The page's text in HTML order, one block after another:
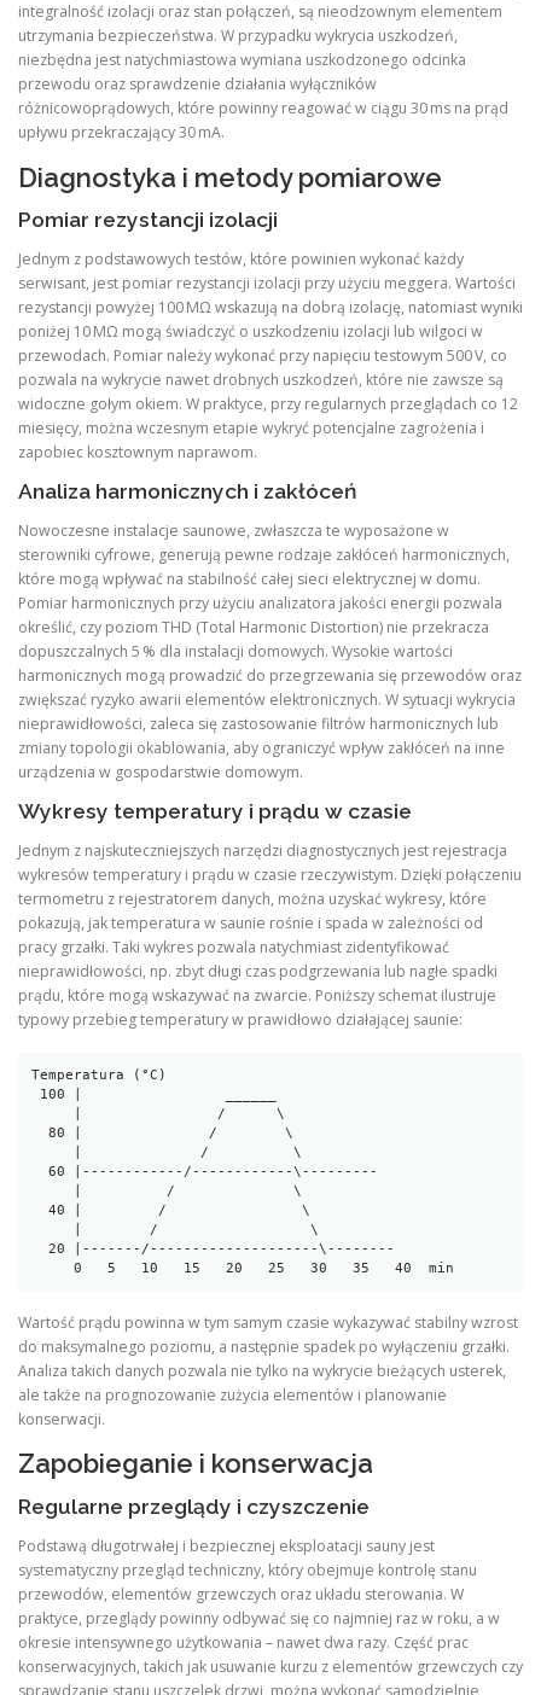
integralność izolacji oraz stan połączeń, są nieodzownym elementem
utrzymania bezpieczeństwa. W przypadku wykrycia uszkodzeń,
niezbędna jest natychmiastowa wymiana uszkodzonego odcinka
przewodu oraz sprawdzenie działania wyłączników
różnicowoprądowych, które powinny reagować w ciągu 30 ms na prąd
upływu przekraczający 30 mA.
Diagnostyka i metody pomiarowe
Pomiar rezystancji izolacji
Jednym z podstawowych testów, które powinien wykonać każdy
serwisant, jest pomiar rezystancji izolacji przy użyciu meggera. Wartości
rezystancji powyżej 100 MΩ wskazują na dobrą izolację, natomiast wyniki
poniżej 10 MΩ mogą świadczyć o uszkodzeniu izolacji lub wilgoci w
przewodach. Pomiar należy wykonać przy napięciu testowym 500 V, co
pozwala na wykrycie nawet drobnych uszkodzeń, które nie zawsze są
widoczne gołym okiem. W praktyce, przy regularnych przeglądach co 12
miesięcy, można wczesnym etapie wykryć potencjalne zagrożenia i
zapobiec kosztownym naprawom.
Analiza harmonicznych i zakłóceń
Nowoczesne instalacje saunowe, zwłaszcza te wyposażone w
sterowniki cyfrowe, generują pewne rodzaje zakłóceń harmonicznych,
które mogą wpływać na stabilność całej sieci elektrycznej w domu.
Pomiar harmonicznych przy użyciu analizatora jakości energii pozwala
określić, czy poziom THD (Total Harmonic Distortion) nie przekracza
dopuszczalnych 5 % dla instalacji domowych. Wysokie wartości
harmonicznych mogą prowadzić do przegrzewania się przewodów oraz
zwiększać ryzyko awarii elementów elektronicznych. W sytuacji wykrycia
nieprawidłowości, zaleca się zastosowanie filtrów harmonicznych lub
zmiany topologii okablowania, aby ograniczyć wpływ zakłóceń na inne
urządzenia w gospodarstwie domowym.
Wykresy temperatury i prądu w czasie
Jednym z najskuteczniejszych narzędzi diagnostycznych jest rejestracja
wykresów temperatury i prądu w czasie rzeczywistym. Dzięki połączeniu
termometru z rejestratorem danych, można uzyskać wykresy, które
pokazują, jak temperatura w saunie rośnie i spada w zależności od
pracy grzałki. Taki wykres pozwala natychmiast zidentyfikować
nieprawidłowości, np. zbyt długi czas podgrzewania lub nagłe spadki
prądu, które mogą wskazywać na zwarcie. Poniższy schemat ilustruje
typowy przebieg temperatury w prawidłowo działającej saunie:
Temperatura (°C)
  80 |               /        \
  60 |------------/------------\---------
  40 |         /                \
  20 |-------/--------------------\--------
Wartość prądu powinna w tym samym czasie wykazywać stabilny wzrost
do maksymalnego poziomu, a następnie spadek po wyłączeniu grzałki.
Analiza takich danych pozwala nie tylko na wykrycie bieżących usterek,
ale także na prognozowanie zużycia elementów i planowanie
konserwacji.
Zapobieganie i konserwacja
Regularne przeglądy i czyszczenie
Podstawą długotrwałej i bezpiecznej eksploatacji sauny jest
systematyczny przegląd techniczny, który obejmuje kontrolę stanu
przewodów, elementów grzewczych oraz układu sterowania. W
praktyce, przeglądy powinny odbywać się co najmniej raz w roku, a w
okresie intensywnego użytkowania – nawet dwa razy. Część prac
konserwacyjnych, takich jak usuwanie kurzu z elementów grzewczych czy
sprawdzanie stanu uszczelek drzwi, można wykonać samodzielnie,